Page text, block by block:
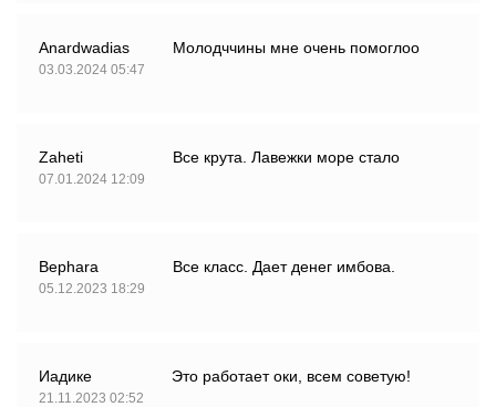
Anardwadias
03.03.2024 05:47
Молодччины мне очень помоглоо
Zaheti
07.01.2024 12:09
Все крута. Лавежки море стало
Bephara
05.12.2023 18:29
Все класс. Дает денег имбова.
Иадике
21.11.2023 02:52
Это работает оки, всем советую!